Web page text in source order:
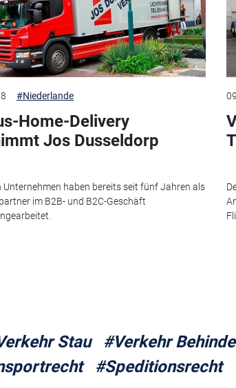
#Niederlande
Home-Delivery
Jos Dusseldorp
Unternehmen haben bereits seit fünf Jahren als
im B2B- und B2C-Geschäft
Stau
#Verkehr
#Speditionsrecht